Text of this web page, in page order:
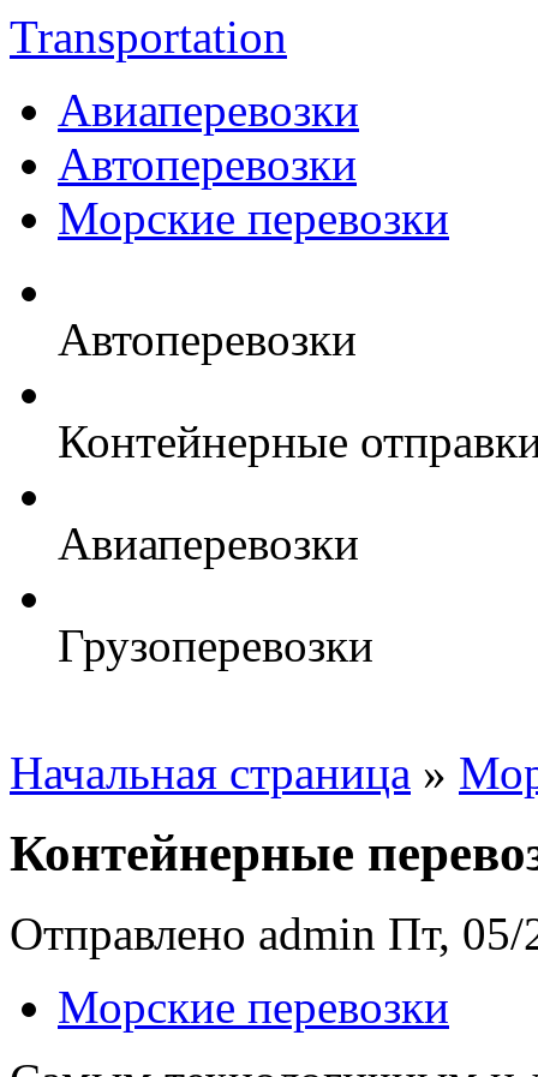
Transportation
Авиаперевозки
Автоперевозки
Морские перевозки
Автоперевозки
Контейнерные
Авиаперевозки
Грузоперевозки
Начальная страница »
Контейнерные
Отправлено admin Пт,
Морские перевозки